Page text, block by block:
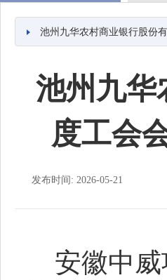
池州九华农村商业银行股份
池州九华
度工会
发布时间: 2026-05-21
安徽中